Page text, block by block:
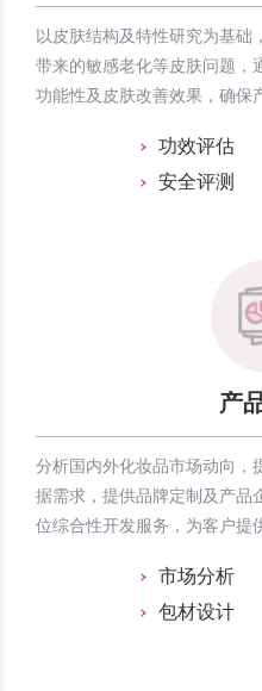
以皮肤结构及特性研究为基础
带来的敏感老化等皮肤问题，
功能性及皮肤改善效果，确保
功效评估
安全评测
产
分析国内外化妆品市场动向，
据需求，提供品牌定制及产品
位综合性开发服务，为客户提
市场分析
包材设计